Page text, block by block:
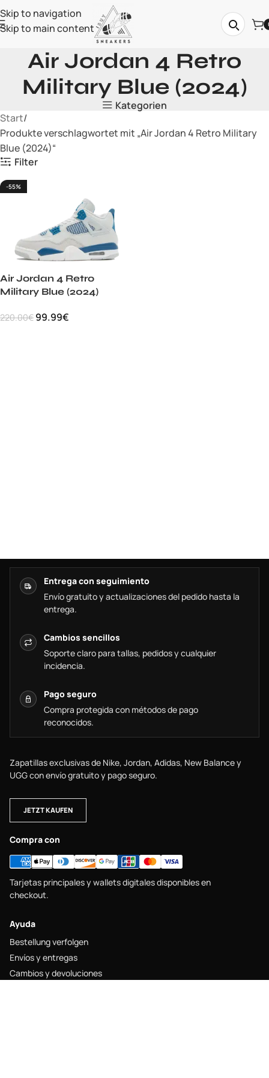
Skip to navigation
Skip to main content
Air Jordan 4 Retro
Military Blue (2024)
Kategorien
Start
Produkte verschlagwortet mit „Air Jordan 4 Retro Military
Blue (2024)“
Filter
-55%
Air Jordan 4 Retro
Military Blue (2024)
220.00€ 99.99€
Entrega con seguimiento
Envío gratuito y actualizaciones del pedido hasta la
entrega.
Cambios sencillos
Soporte claro para tallas, pedidos y cualquier
incidencia.
Pago seguro
Compra protegida con métodos de pago
reconocidos.
Zapatillas exclusivas de Nike, Jordan, Adidas, New Balance y
UGG con envío gratuito y pago seguro.
JETZT KAUFEN
Compra con
Tarjetas principales y wallets digitales disponibles en
checkout.
Ayuda
Bestellung verfolgen
Envíos y entregas
Cambios y devoluciones